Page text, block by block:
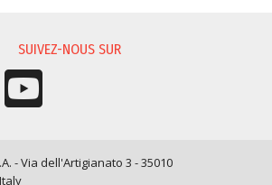
SUIVEZ-NOUS SUR
- Via dell'Artigianato 3 - 35010